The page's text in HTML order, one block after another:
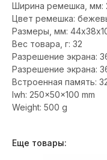
Ширина ремешка, мм:
Цвет ремешка:
Размеры, мм:
Вес товара, г: 32
Разрешение экрана:
Разрешение экрана:
Встроенная память:
lwh: 250x50x100 mm
Weight: 500 g
Еще товары: